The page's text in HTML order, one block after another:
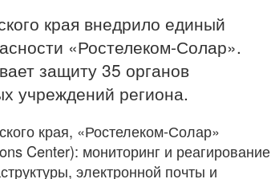
края внедрило единый
«Ростелеком-Солар».
защиту 35 органов
учреждений региона.
края, «Ростелеком-Солар»
Center): мониторинг и реагирование
электронной почты и